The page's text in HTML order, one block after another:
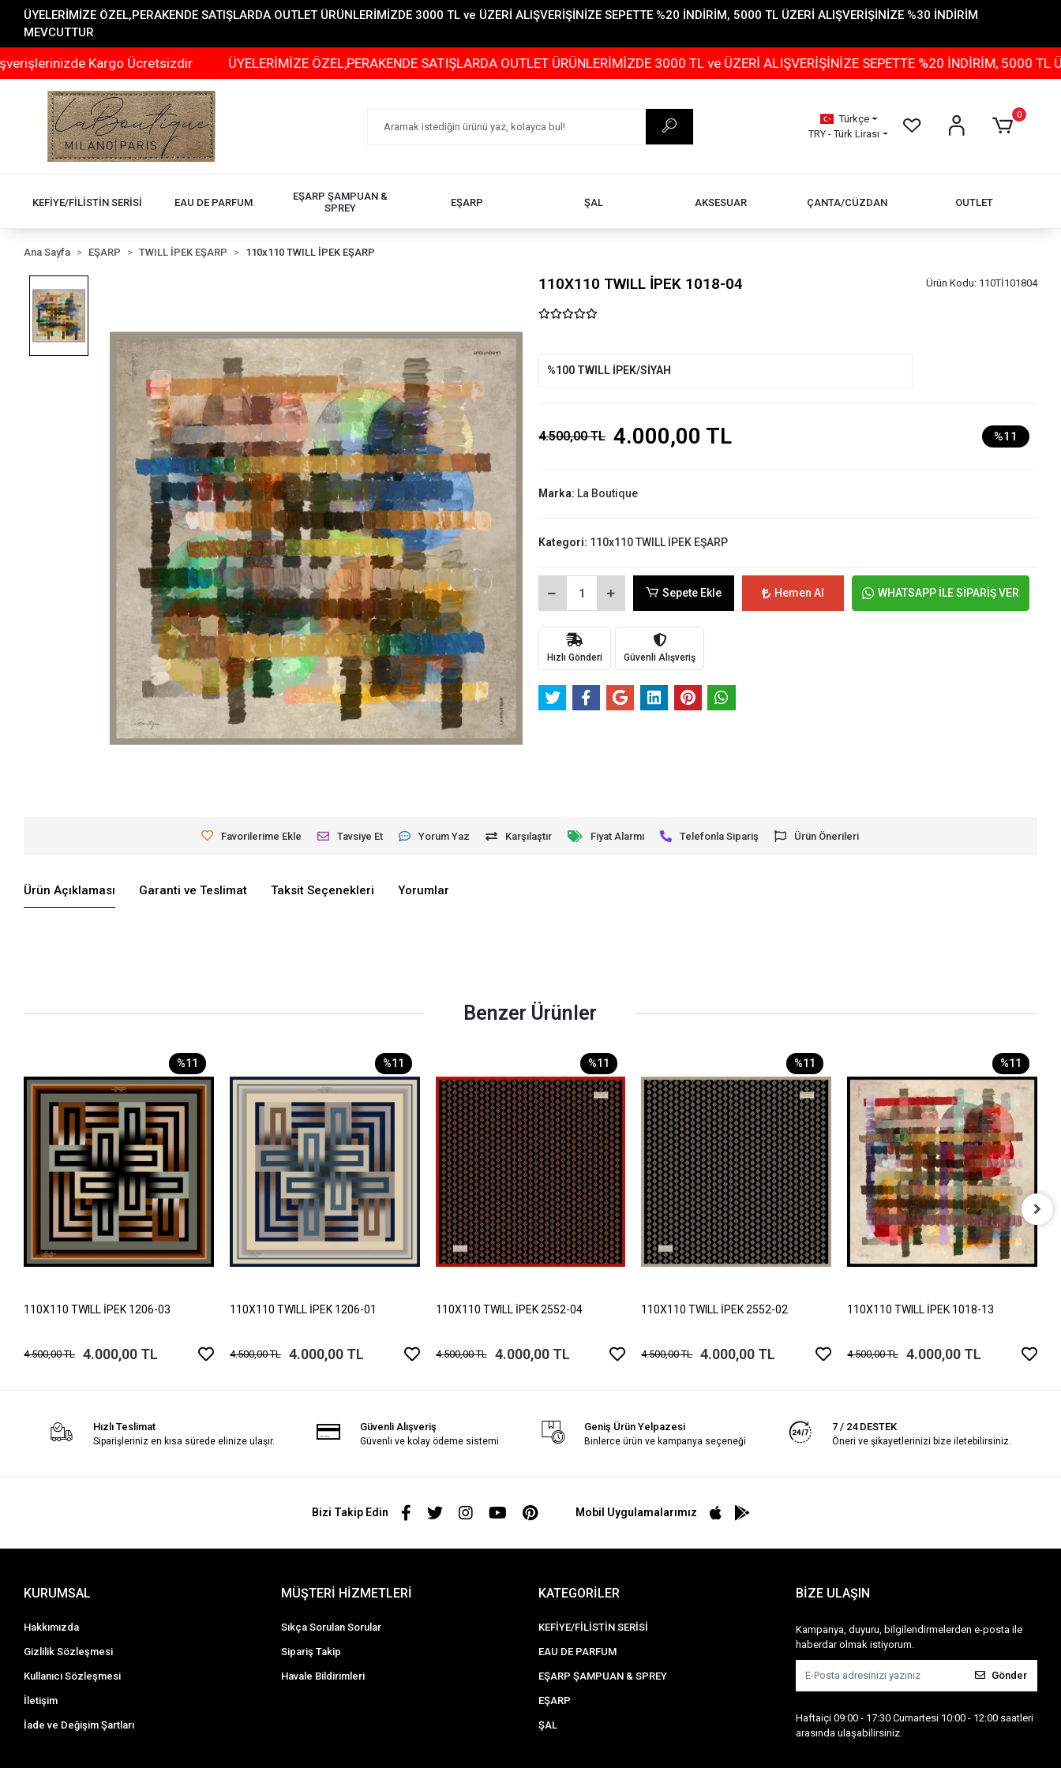
ÜYELERİMİZE ÖZEL,PERAKENDE SATIŞLARDA OUTLET ÜRÜNLERİMİZDE 3000 TL ve ÜZERİ ALIŞVERİŞİNİZE SEPETTE %20 İNDİRİM, 5000 TL ÜZERİ ALIŞVERİŞİNİZE %30 İNDİRİM
MEVCUTTUR
Kargo Ücretsizdir ÜYELERİMİZE ÖZEL,PERAKENDE SATIŞLARDA OUTLET ÜRÜNLERİMİZDE 3000 TL ve ÜZERİ ALIŞVERİŞİNİZE SEPETTE %20 İNDİRİM, 5000 TL ÜZERİ
Türkçe
TRY - Türk Lirası
0
KEFİYE/FİLİSTİN SERİSİ EAU DE PARFUM
EŞARP ŞAMPUAN &
SPREY
EŞARP ŞAL AKSESUAR ÇANTA/CÜZDAN OUTLET
Ana Sayfa EŞARP TWILL İPEK EŞARP 110x110 TWILL İPEK EŞARP
110X110 TWILL İPEK 1018-04 Ürün Kodu: 110Tİ101804
%100 TWILL İPEK/SİYAH
4.500,00 TL 4.000,00 TL %11
Marka: La Boutique
Kategori: 110x110 TWILL İPEK EŞARP
Sepete Ekle Hemen Al WHATSAPP İLE SİPARİŞ VER
Hızlı Gönderi Güvenli Alışveriş
Favorilerime Ekle Tavsiye Et Yorum Yaz Karşılaştır Fiyat Alarmı Telefonla Sipariş Ürün Önerileri
Ürün Açıklaması Garanti ve Teslimat Taksit Seçenekleri Yorumlar
Benzer Ürünler
%11
110X110 TWILL İPEK 1206-03
4.500,00 TL 4.000,00 TL
%11
110X110 TWILL İPEK 1206-01
4.500,00 TL 4.000,00 TL
%11
110X110 TWILL İPEK 2552-04
4.500,00 TL 4.000,00 TL
%11
110X110 TWILL İPEK 2552-02
4.500,00 TL 4.000,00 TL
%11
110X110 TWILL İPEK 1018-13
4.500,00 TL 4.000,00 TL
Hızlı Teslimat
Siparişleriniz en kısa sürede elinize ulaşır.
Güvenli Alışveriş
Güvenli ve kolay ödeme sistemi
Geniş Ürün Yelpazesi
Binlerce ürün ve kampanya seçeneği
7 / 24 DESTEK
Öneri ve şikayetlerinizi bize iletebilirsiniz.
Bizi Takip Edin Mobil Uygulamalarımız
KURUMSAL
Hakkımızda
Gizlilik Sözleşmesi
Kullanıcı Sözleşmesi
İletişim
İade ve Değişim Şartları
MÜŞTERİ HİZMETLERİ
Sıkça Sorulan Sorular
Sipariş Takip
Havale Bildirimleri
KATEGORİLER
KEFİYE/FİLİSTİN SERİSİ
EAU DE PARFUM
EŞARP ŞAMPUAN & SPREY
EŞARP
ŞAL
BİZE ULAŞIN
Kampanya, duyuru, bilgilendirmelerden e-posta ile
haberdar olmak istiyorum.
Gönder
Haftaiçi 09:00 - 17:30 Cumartesi 10:00 - 12:00 saatleri
arasında ulaşabilirsiniz.